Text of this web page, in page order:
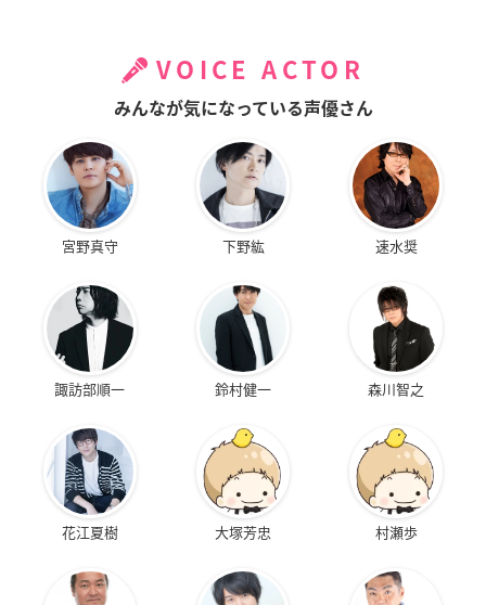
VOICE ACTOR
みんなが気になっている声優さん
宮野真守 下野紘 速水奨
諏訪部順一 鈴村健一 森川智之
花江夏樹 大塚芳忠 村瀬歩